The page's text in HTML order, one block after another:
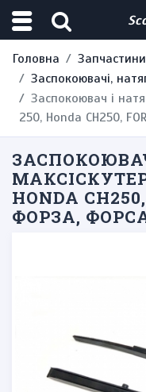
Головна Запчастини
Заспокоювачі,
Заспокоювач і
250, Honda CH250,
HONDA
ФОРЗА,